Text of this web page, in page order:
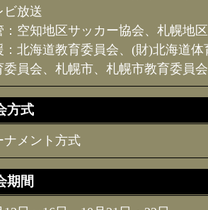
ビ放送
：空知地区サッカー協会、札幌地
：北海道教育委員会、(財)北海道
委員会、札幌市、札幌市教育委員
方式
ナメント方式
期間